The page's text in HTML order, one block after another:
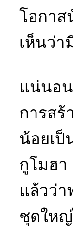
โอกาส
เห็นว่า
แน่นอ
การสร้
น้อยเป็
กูโมฮา
แล้วว่
ชุดให